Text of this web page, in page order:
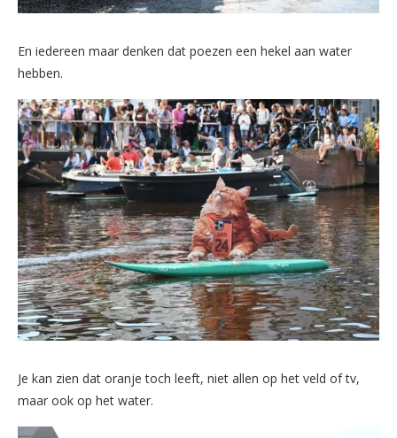
En iedereen maar denken dat poezen een hekel aan water
hebben.
Je kan zien dat oranje toch leeft, niet allen op het veld of tv,
maar ook op het water.